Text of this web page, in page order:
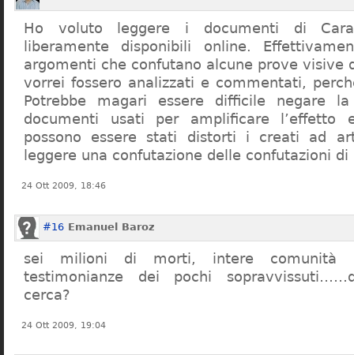
Ho voluto leggere i documenti di
liberamente disponibili online.
argomenti che confutano alcune prove visive
vorrei fossero analizzati e commentati,
Potrebbe magari essere difficile negare
documenti usati per amplificare l’effetto
possono essere stati distorti i creati ad
leggere una confutazione delle confutazioni di
24 Ott 2009, 18:46
#16 Emanuel Baroz
sei milioni di morti, intere comunità
testimonianze dei pochi
cerca?
24 Ott 2009, 19:04